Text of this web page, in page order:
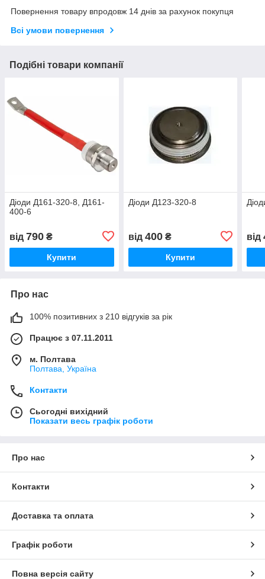
Повернення товару впродовж 14 днів за рахунок покупця
Всі умови повернення
Подібні товари компанії
Діоди Д161-320-8, Д161-
400-6
від 790 ₴
Купити
Діоди Д123-320-8
від 400₴
Купити
від
Про нас
100% позитивних з 210 відгуків за рік
Працює з 07.11.2011
м. Полтава
Полтава, Україна
Контакти
Сьогодні вихідний
Показати весь графік роботи
Про нас
Контакти
Доставка та оплата
Графік роботи
Повна версія сайту